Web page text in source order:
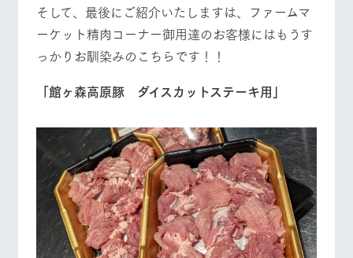
そして、最後にご紹介いたしますは、ファームマ
ーケット精肉コーナー御用達のお客様にはもうす
っかりお馴染みのこちらです！！
「館ヶ森高原豚 ダイスカットステーキ用」